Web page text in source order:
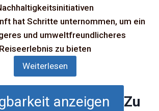
hat Schritte unternommen, um ein
und umweltfreundlicheres
Reiseerlebnis zu bieten
Weiterlesen
anzeigen
Zu